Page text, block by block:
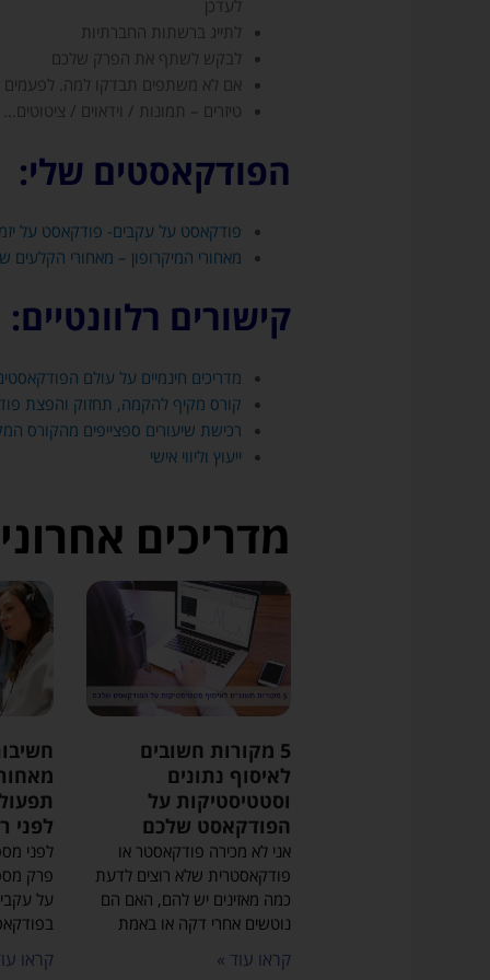
לעדכן
לתייג ברשתות החברתיות
לבקש לשתף את הפרק שלכם
אם לא משתפים תבדקו למה.
טיזרים – תמונות / וידאוים / ציטוטים…
הפודקאסטים שלי:
פודקאסט על עקבים- פודקאסט על
מאחורי המיקרופון – מאחורי הקלעים
קישורים רלוונטיים:
מדריכים חינמיים על עולם
קורס מקיף להקמה, תחזוק והפצת
רכישת שיעורים ספצייפים מהקורס
ייעוץ וליווי אישי
מדריכים
5 מקורות חשובים
לאיסוף נתונים
וסטטיסטיקות על
הפודקאסט שלכם
אני לא מכירה פודקאסטר או
פודקאסטרית שלא רוצים לדעת
כמה מאזינים יש להם, האם הם
נוטשים אחרי דקה או באמת
קראו עוד »
לפני
לפני
על
קראו
על
שירותים
ומוצרים
של
ו/או
על
פעולה
עם
/
חנויות
ג'
רלוונטיות
(בכל
לא
יועבר
גורם